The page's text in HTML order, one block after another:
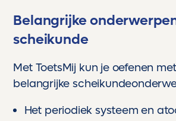
Belangrijke
scheikunde
Met ToetsMij kun je oefenen
belangrijke
Het periodiek systeem en